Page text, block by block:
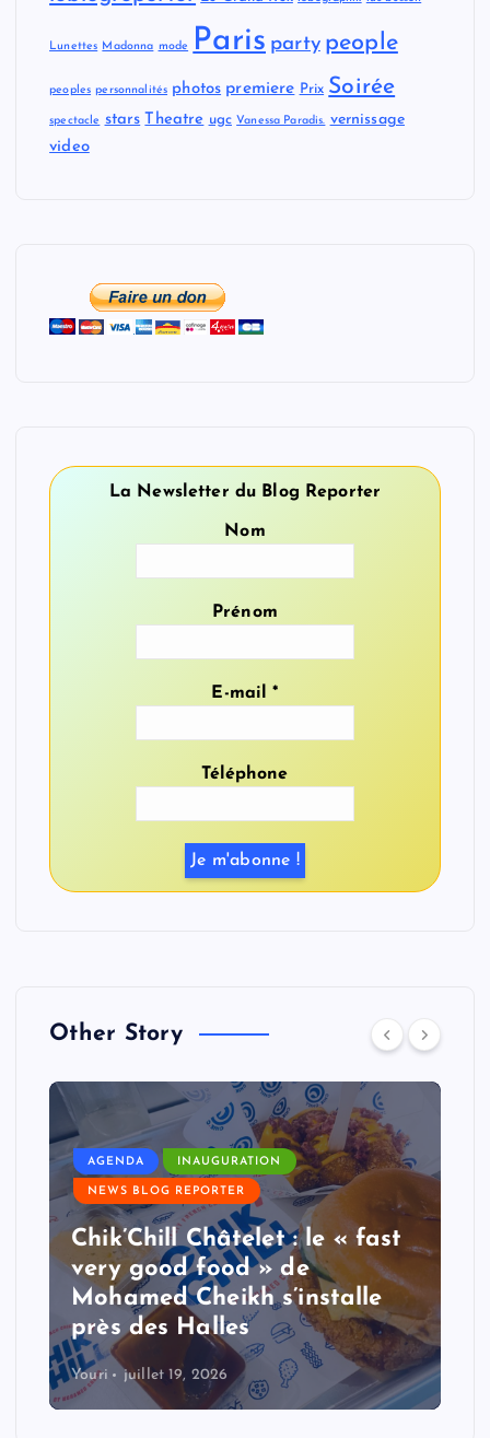
Lunettes Madonna mode Paris party people
peoples personnalités photos premiere Prix Soirée
spectacle stars Theatre ugc Vanessa Paradis. vernissage
video
La Newsletter du Blog Reporter
Nom
Prénom
E-mail*
Téléphone
Other Story
AGENDA INAUGURATION
NEWS BLOG REPORTER
Chik’Chill Châtelet : le « fast
very good food » de
Mohamed Cheikh s’installe
près des Halles
Youri juillet 19, 2026